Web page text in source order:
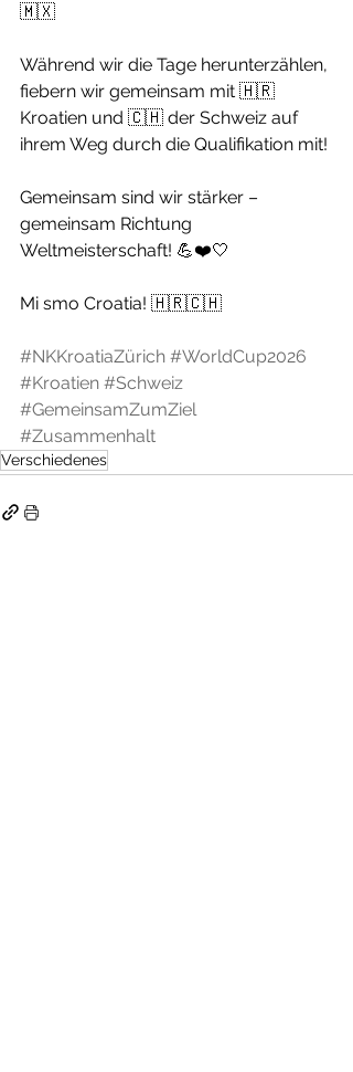
🇲🇽
Während wir die Tage herunterzählen,
fiebern wir gemeinsam mit 🇭🇷
Kroatien und 🇨🇭 der Schweiz auf
ihrem Weg durch die Qualifikation mit!
Gemeinsam sind wir stärker –
gemeinsam Richtung
Weltmeisterschaft! 💪❤️🤍
Mi smo Croatia! 🇭🇷🇨🇭
#NKKroatiaZürich #WorldCup2026
#Kroatien #Schweiz
#GemeinsamZumZiel
#Zusammenhalt
Verschiedenes